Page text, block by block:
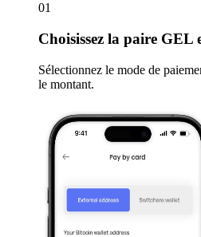
01
Choisissez la paire GEL
Sélectionnez le mode de
le montant.